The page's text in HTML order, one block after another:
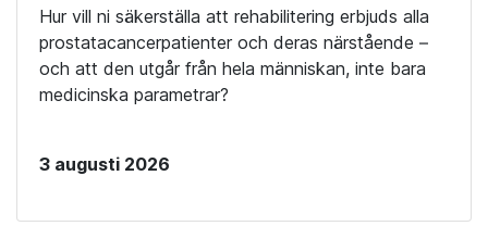
Hur vill ni säkerställa att rehabilitering erbjuds alla
prostatacancerpatienter och deras närstående –
och att den utgår från hela människan, inte bara
medicinska parametrar?
3 augusti 2026